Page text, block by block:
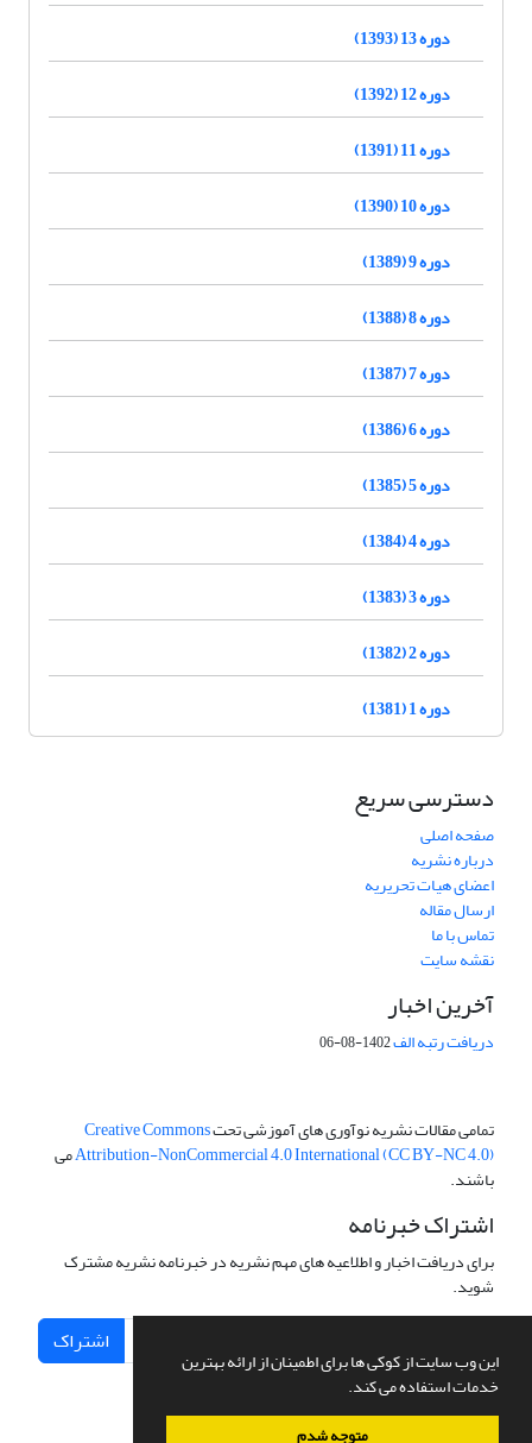
این وب سایت از کوکی ها برای اطمینان از ارائه بهترین
خدمات استفاده می کند.
متوجه شدم
دوره 13 (1393)
دوره 12 (1392)
دوره 11 (1391)
دوره 10 (1390)
دوره 9 (1389)
دوره 8 (1388)
دوره 7 (1387)
دوره 6 (1386)
دوره 5 (1385)
دوره 4 (1384)
دوره 3 (1383)
دوره 2 (1382)
دوره 1 (1381)
دسترسی سریع
صفحه اصلی
درباره نشریه
اعضای هیات تحریریه
ارسال مقاله
تماس با ما
نقشه سایت
آخرین اخبار
دریافت رتبه الف1402-08-06
تمامی مقالات نشریه نوآوری های آموزشی تحتCreative Commons
Attribution-NonCommercial 4.0 International (CC BY-NC 4.0)می
باشند.
اشتراک خبرنامه
برای دریافت اخبار و اطلاعیه های مهم نشریه در خبرنامه نشریه مشترک
شوید.
اشتراک